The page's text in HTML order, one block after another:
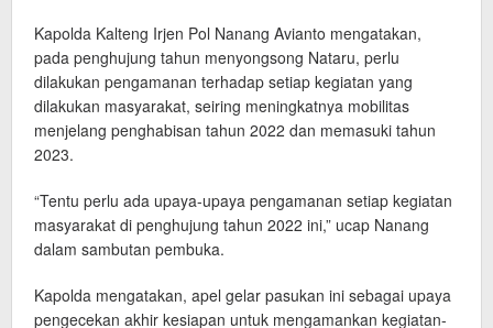
Kapolda Kalteng Irjen Pol Nanang Avianto mengatakan,
pada penghujung tahun menyongsong Nataru, perlu
dilakukan pengamanan terhadap setiap kegiatan yang
dilakukan masyarakat, seiring meningkatnya mobilitas
menjelang penghabisan tahun 2022 dan memasuki tahun
2023.
“Tentu perlu ada upaya-upaya pengamanan setiap kegiatan
masyarakat di penghujung tahun 2022 ini,” ucap Nanang
dalam sambutan pembuka.
Kapolda mengatakan, apel gelar pasukan ini sebagai upaya
pengecekan akhir kesiapan untuk mengamankan kegiatan-